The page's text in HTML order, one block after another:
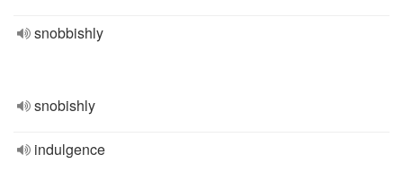
snobbishly
snobishly
indulgence